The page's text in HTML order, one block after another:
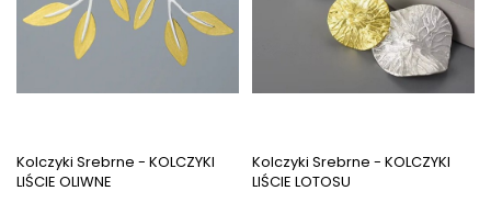
Kolczyki Srebrne - KOLCZYKI
LIŚCIE OLIWNE
Kolczyki Srebrne - KOLCZYKI
LIŚCIE LOTOSU